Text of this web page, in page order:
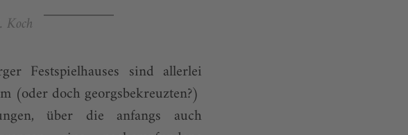
Festspielhauses sind allerlei
(oder doch georgsbekreuzten?)
über die anfangs auch